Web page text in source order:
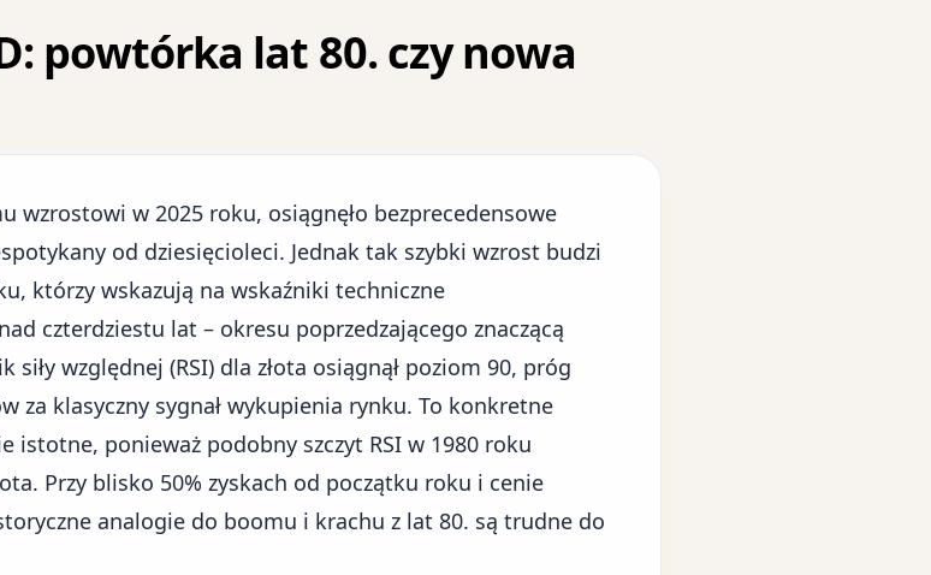
powtórka lat 80. czy nowa
wzrostowi w 2025 roku, osiągnęło bezprecedensowe
od dziesięcioleci. Jednak tak szybki wzrost budzi
którzy wskazują na wskaźniki techniczne
czterdziestu lat – okresu poprzedzającego znaczącą
siły względnej (RSI) dla złota osiągnął poziom 90, próg
za klasyczny sygnał wykupienia rynku. To konkretne
istotne, ponieważ podobny szczyt RSI w 1980 roku
Przy blisko 50% zyskach od początku roku i cenie
analogie do boomu i krachu z lat 80. są trudne do